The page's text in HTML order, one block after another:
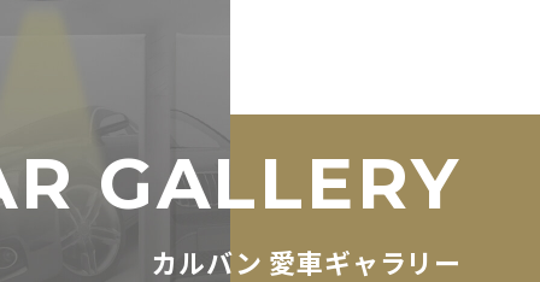
R GALLERY
カルバン 愛車ギャラリー